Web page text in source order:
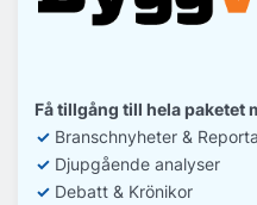
Få tillgång till hela paketet
✓ Branschnyheter &
✓ Djupgående analyser
✓ Debatt & Krönikor